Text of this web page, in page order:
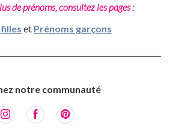
de prénoms, consultez les pages :
et Prénoms garçons
notre communauté